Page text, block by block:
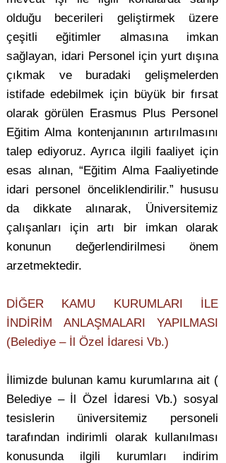
olduğu becerileri geliştirmek üzere
çeşitli eğitimler almasına imkan
sağlayan, idari Personel için yurt dışına
çıkmak ve buradaki gelişmelerden
istifade edebilmek için büyük bir fırsat
olarak görülen Erasmus Plus Personel
Eğitim Alma kontenjanının artırılmasını
talep ediyoruz. Ayrıca ilgili faaliyet için
esas alınan, “Eğitim Alma Faaliyetinde
idari personel önceliklendirilir.” hususu
da dikkate alınarak, Üniversitemiz
çalışanları için artı bir imkan olarak
konunun değerlendirilmesi önem
arzetmektedir.
DİĞER KAMU KURUMLARI İLE
İNDİRİM ANLAŞMALARI YAPILMASI
(Belediye – İl Özel İdaresi Vb.)
İlimizde bulunan kamu kurumlarına ait (
Belediye – İl Özel İdaresi Vb.) sosyal
tesislerin üniversitemiz personeli
tarafından indirimli olarak kullanılması
konusunda ilgili kurumları indirim